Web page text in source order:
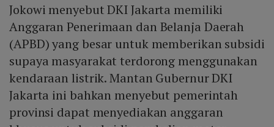
Jokowi menyebut DKI Jakarta memiliki
Anggaran Penerimaan dan Belanja Daerah
(APBD) yang besar untuk memberikan subsidi
supaya masyarakat terdorong menggunakan
kendaraan listrik. Mantan Gubernur DKI
Jakarta ini bahkan menyebut pemerintah
provinsi dapat menyediakan anggaran